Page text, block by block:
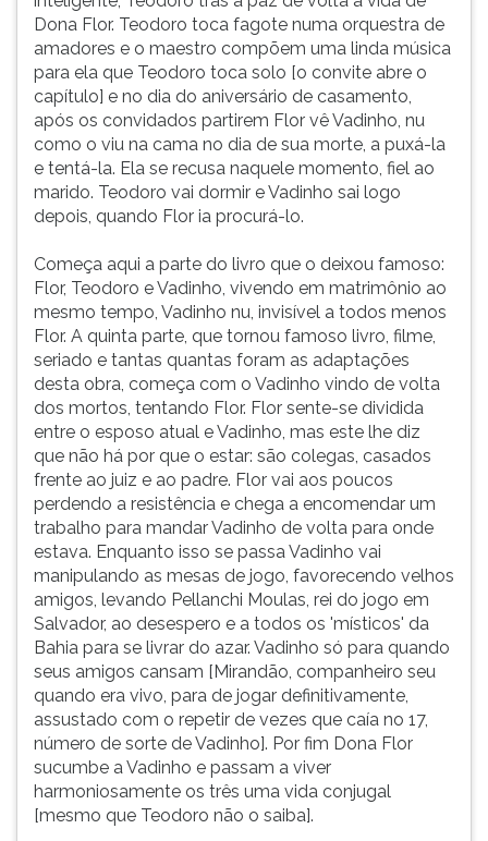
Dona Flor. Teodoro toca fagote numa orquestra de
amadores e o maestro compõem uma linda música
para ela que Teodoro toca solo [o convite abre o
capítulo] e no dia do aniversário de casamento,
após os convidados partirem Flor vê Vadinho, nu
como o viu na cama no dia de sua morte, a puxá-la
e tentá-la. Ela se recusa naquele momento, fiel ao
marido. Teodoro vai dormir e Vadinho sai logo
depois, quando Flor ia procurá-lo.
Começa aqui a parte do livro que o deixou famoso:
Flor, Teodoro e Vadinho, vivendo em matrimônio ao
mesmo tempo, Vadinho nu, invisível a todos menos
Flor. A quinta parte, que tornou famoso livro, filme,
seriado e tantas quantas foram as adaptações
desta obra, começa com o Vadinho vindo de volta
dos mortos, tentando Flor. Flor sente-se dividida
entre o esposo atual e Vadinho, mas este lhe diz
que não há por que o estar: são colegas, casados
frente ao juiz e ao padre. Flor vai aos poucos
perdendo a resistência e chega a encomendar um
trabalho para mandar Vadinho de volta para onde
estava. Enquanto isso se passa Vadinho vai
manipulando as mesas de jogo, favorecendo velhos
amigos, levando Pellanchi Moulas, rei do jogo em
Salvador, ao desespero e a todos os 'místicos' da
Bahia para se livrar do azar. Vadinho só para quando
seus amigos cansam [Mirandão, companheiro seu
quando era vivo, para de jogar definitivamente,
assustado com o repetir de vezes que caía no 17,
número de sorte de Vadinho]. Por fim Dona Flor
sucumbe a Vadinho e passam a viver
harmoniosamente os três uma vida conjugal
[mesmo que Teodoro não o saiba].